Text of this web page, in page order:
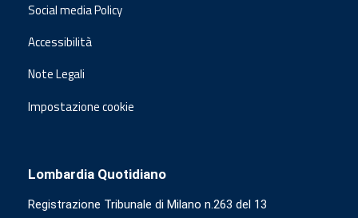
Social media Policy
Accessibilità
Note Legali
Impostazione cookie
Lombardia Quotidiano
Registrazione Tribunale di Milano n.263 del 13